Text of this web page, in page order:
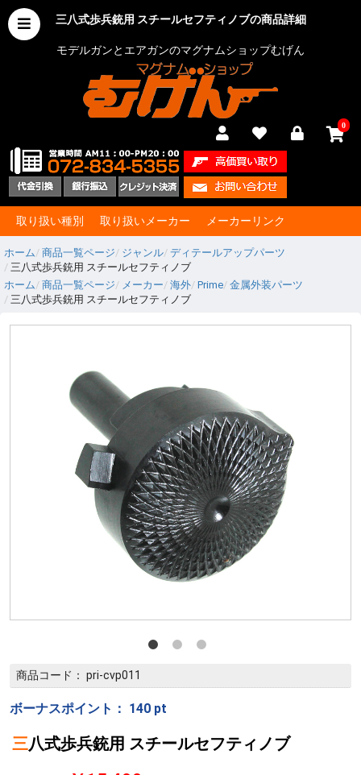
三八式歩兵銃用 スチールセフティノブの商品詳細
モデルガンとエアガンのマグナムショップむげん
0
取り扱い種別 取り扱いメーカー メーカーリンク
ホーム 商品一覧ページ ジャンル ディテールアップパーツ
三八式歩兵銃用 スチールセフティノブ
ホーム 商品一覧ページ メーカー 海外 Prime 金属外装パーツ
三八式歩兵銃用 スチールセフティノブ
商品コード： pri-cvp011
ボーナスポイント： 140 pt
三八式歩兵銃用 スチールセフティノブ